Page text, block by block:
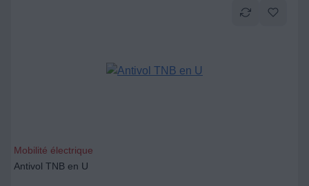
Mobilité électrique
Antivol TNB en U